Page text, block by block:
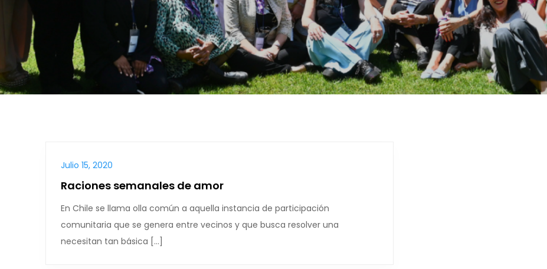
Julio 15, 2020
Raciones semanales de amor
En Chile se llama olla común a aquella instancia de participación
comunitaria que se genera entre vecinos y que busca resolver una
necesitan tan básica […]